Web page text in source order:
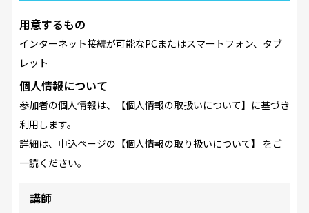
用意するもの
インターネット接続が可能なPCまたはスマートフォン、タブ
レット
個人情報について
参加者の個人情報は、【個人情報の取扱いについて】に基づき
利用します。
詳細は、申込ページの【個人情報の取り扱いについて】 をご
一読ください。
講師